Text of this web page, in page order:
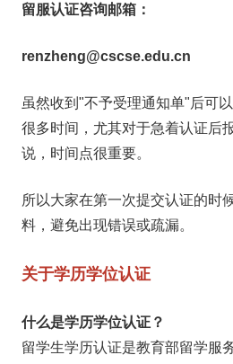
留服认证咨询邮箱：
renzheng@cscse.edu.cn
虽然收到"不予受理通知单"后可
很多时间，尤其对于急着认证后
说，时间点很重要。
所以大家在第一次提交认证的时
料，避免出现错误或疏漏。
关于学历学位认证
什么是学历学位认证？
留学生学历认证是教育部留学服